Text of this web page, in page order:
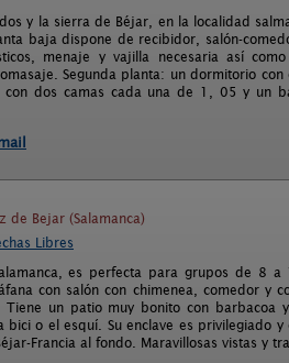
y la sierra de Béjar, en la localidad
baja dispone de recibidor, salón-
menaje y vajilla necesaria así
Segunda planta: un dormitorio con
dos camas cada una de 1, 05 y un
de Bejar (Salamanca)
Libres
es perfecta para grupos de 8 a
con salón con chimenea, comedor y
un patio muy bonito con barbacoa
o el esquí. Su enclave es privilegiado y
Francia al fondo. Maravillosas vistas y